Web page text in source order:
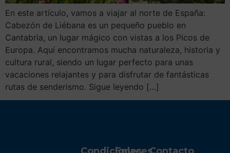
En este artículo, vamos a viajar al norte de España:
Cabezón de Liébana es un pequeño pueblo en
Cantabria, un lugar mágico con vistas a los Picos de
Europa. Aquí encontramos mucha naturaleza, historia y
cultura rural, siendo un lugar perfecto para unas
vacaciones relajantes y para disfrutar de fantásticas
rutas de senderismo. Sigue leyendo […]